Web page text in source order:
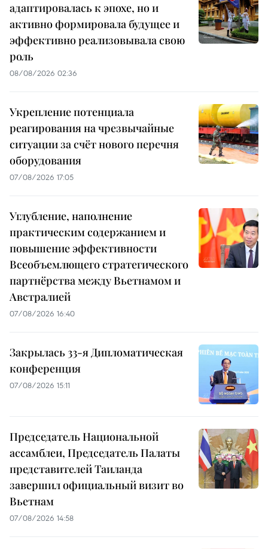
адаптировалась к эпохе, но и
активно формировала будущее и
эффективно реализовывала свою
роль
08/08/2026 02:36
Укрепление потенциала
реагирования на чрезвычайные
ситуации за счёт нового перечня
оборудования
07/08/2026 17:05
Углубление, наполнение
практическим содержанием и
повышение эффективности
Всеобъемлющего стратегического
партнёрства между Вьетнамом и
Австралией
07/08/2026 16:40
Закрылась 33-я Дипломатическая
конференция
07/08/2026 15:11
Председатель Национальной
ассамблеи, Председатель Палаты
представителей Таиланда
завершил официальный визит во
Вьетнам
07/08/2026 14:58